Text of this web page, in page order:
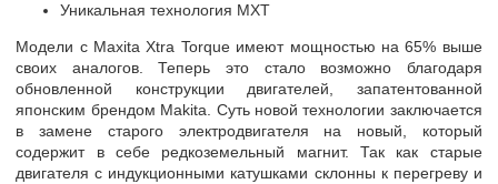
Уникальная технология MXT
Модели с Maxita Xtra Torque имеют мощностью на 65% выше
своих аналогов. Теперь это стало возможно благодаря
обновленной конструкции двигателей, запатентованной
японским брендом Makita. Суть новой технологии заключается
в замене старого электродвигателя на новый, который
содержит в себе редкоземельный магнит. Так как старые
двигателя с индукционными катушками склонны к перегреву и